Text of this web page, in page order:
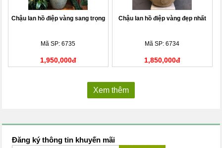
Chậu lan hồ điệp vàng sang trọng
Mã SP: 6735
1,950,000đ
Chậu lan hồ điệp vàng đẹp nhất
Mã SP: 6734
1,850,000đ
Xem thêm
Đăng ký thông tin khuyến mãi